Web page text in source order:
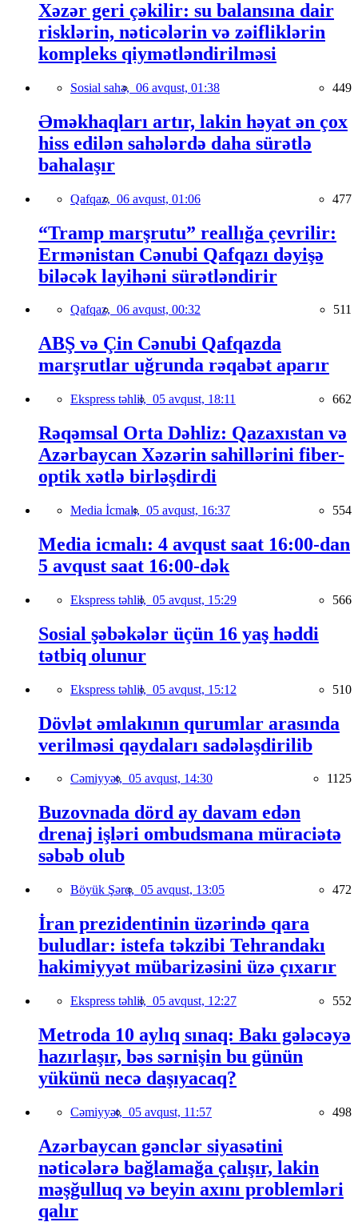
Xəzər geri çəkilir: su balansına dair
risklərin, nəticələrin və zəifliklərin
kompleks qiymətləndirilməsi
Sosial sahə, 06 avqust, 01:38 449
Əməkhaqları artır, lakin həyat ən çox
hiss edilən sahələrdə daha sürətlə
bahalaşır
Qafqaz, 06 avqust, 01:06 477
“Tramp marşrutu” reallığa çevrilir:
Ermənistan Cənubi Qafqazı dəyişə
biləcək layihəni sürətləndirir
Qafqaz, 06 avqust, 00:32 511
ABŞ və Çin Cənubi Qafqazda
marşrutlar uğrunda rəqabət aparır
Ekspress təhlil, 05 avqust, 18:11 662
Rəqəmsal Orta Dəhliz: Qazaxıstan və
Azərbaycan Xəzərin sahillərini fiber-
optik xətlə birləşdirdi
Media İcmalı, 05 avqust, 16:37 554
Media icmalı: 4 avqust saat 16:00-dan
5 avqust saat 16:00-dək
Ekspress təhlil, 05 avqust, 15:29 566
Sosial şəbəkələr üçün 16 yaş həddi
tətbiq olunur
Ekspress təhlil, 05 avqust, 15:12 510
Dövlət əmlakının qurumlar arasında
verilməsi qaydaları sadələşdirilib
Cəmiyyət, 05 avqust, 14:30 1125
Buzovnada dörd ay davam edən
drenaj işləri ombudsmana müraciətə
səbəb olub
Böyük Şərq, 05 avqust, 13:05 472
İran prezidentinin üzərində qara
buludlar: istefa təkzibi Tehrandakı
hakimiyyət mübarizəsini üzə çıxarır
Ekspress təhlil, 05 avqust, 12:27 552
Metroda 10 aylıq sınaq: Bakı gələcəyə
hazırlaşır, bəs sərnişin bu günün
yükünü necə daşıyacaq?
Cəmiyyət, 05 avqust, 11:57 498
Azərbaycan gənclər siyasətini
nəticələrə bağlamağa çalışır, lakin
məşğulluq və beyin axını problemləri
qalır